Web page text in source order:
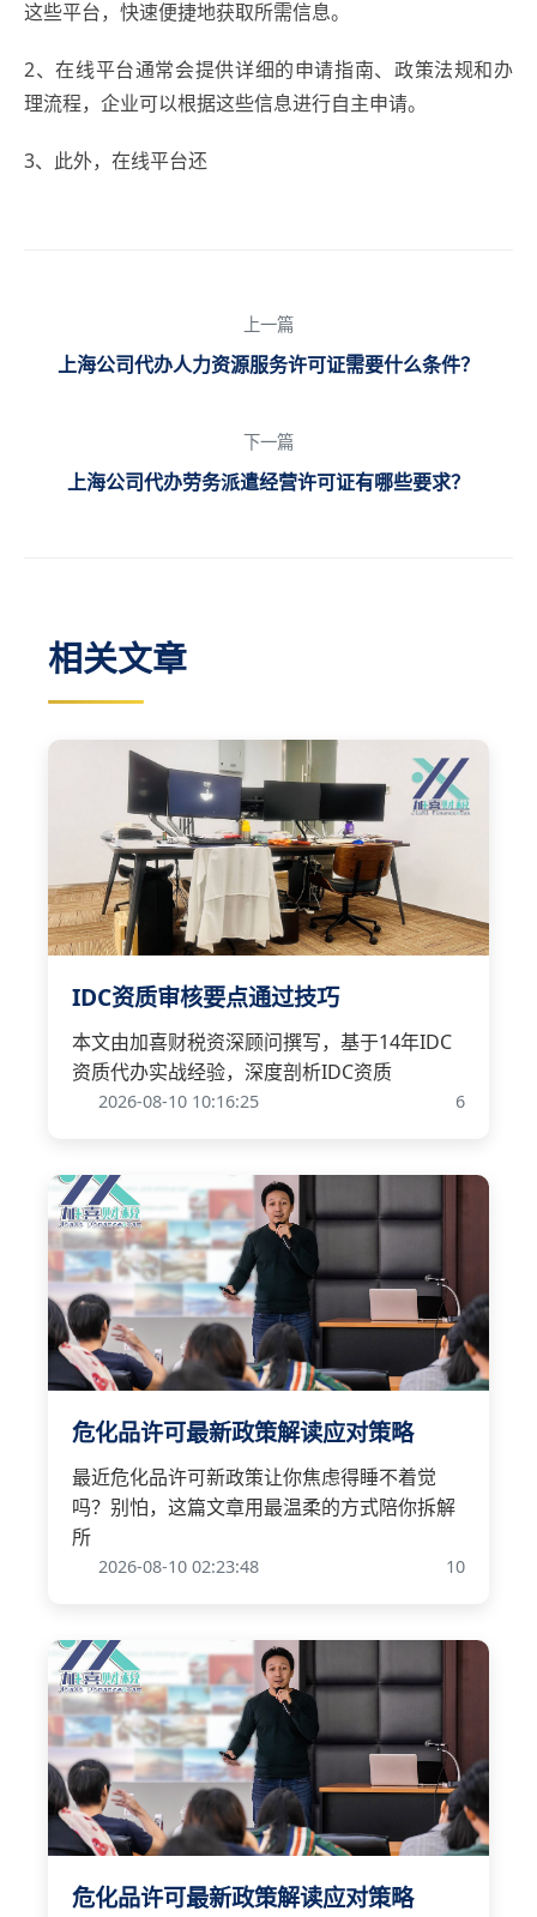
这些平台，快速便捷地获取所需信息。
2、在线平台通常会提供详细的申请指南、政策法规和办
理流程，企业可以根据这些信息进行自主申请。
3、此外，在线平台还
上一篇
上海公司代办人力资源服务许可证需要什么条件？
下一篇
上海公司代办劳务派遣经营许可证有哪些要求？
相关文章
IDC资质审核要点通过技巧
本文由加喜财税资深顾问撰写，基于14年IDC
资质代办实战经验，深度剖析IDC资质
2026-08-10 10:16:25 6
危化品许可最新政策解读应对策略
最近危化品许可新政策让你焦虑得睡不着觉
吗？别怕，这篇文章用最温柔的方式陪你拆解
所
2026-08-10 02:23:48 10
危化品许可最新政策解读应对策略